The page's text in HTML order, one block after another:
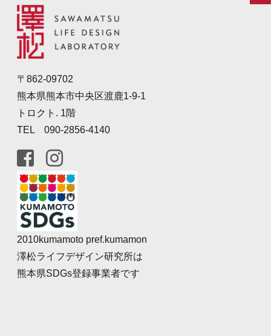
〒862-09702
熊本県熊本市中央区渡鹿1-9-1
トロクト. 1階
TEL 090-2856-4140
2010kumamoto pref.kumamon
澤松ライフデザイン研究所は
熊本県SDGs登録事業者です